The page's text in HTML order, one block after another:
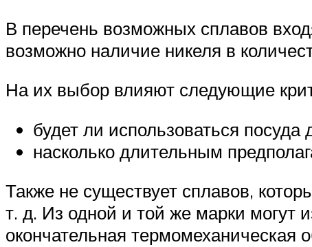
В перечень возможных сплавов
возможно наличие никеля в
На их выбор влияют следующие
будет ли использоваться посуда
насколько длительным
Также не существует сплавов,
т. д. Из одной и той же марки могут
окончательная термомеханическая